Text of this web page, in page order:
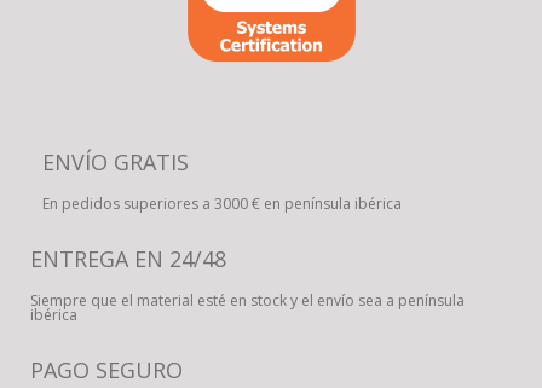
ENVÍO GRATIS
En pedidos superiores a 3000 € en península ibérica
ENTREGA EN 24/48
Siempre que el material esté en stock y el envío sea a península
ibérica
PAGO SEGURO